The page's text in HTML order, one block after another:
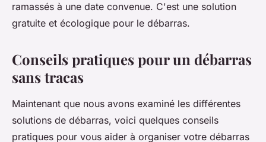
ramassés à une date convenue. C'est une solution
gratuite et écologique pour le débarras.
Conseils pratiques pour un débarras
sans tracas
Maintenant que nous avons examiné les différentes
solutions de débarras, voici quelques conseils
pratiques pour vous aider à organiser votre débarras